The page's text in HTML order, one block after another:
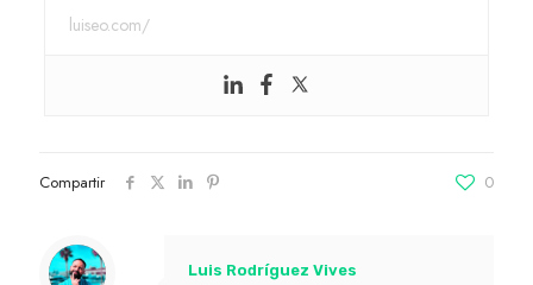
luiseo.com/
Compartir 0
Luis Rodríguez Vives